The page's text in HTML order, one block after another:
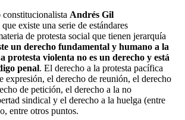
Andrés Gil
existe una serie de estándares
de protesta social que tienen jerarquía
un derecho fundamental y humano a la
protesta violenta no es un derecho y está
penal. El derecho a la protesta pacífica
expresión, el derecho de reunión, el derecho
de petición, el derecho a la no
sindical y el derecho a la huelga (entre
entre otros puntos.